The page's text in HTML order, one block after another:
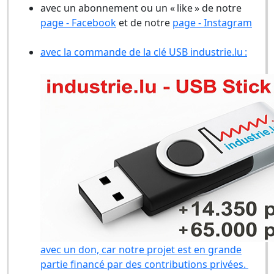
avec un abonnement ou un « like » de notre
page - Facebook et de notre page - Instagram
avec la commande de la clé USB industrie.lu :
avec un don, car notre projet est en grande
partie financé par des contributions privées.